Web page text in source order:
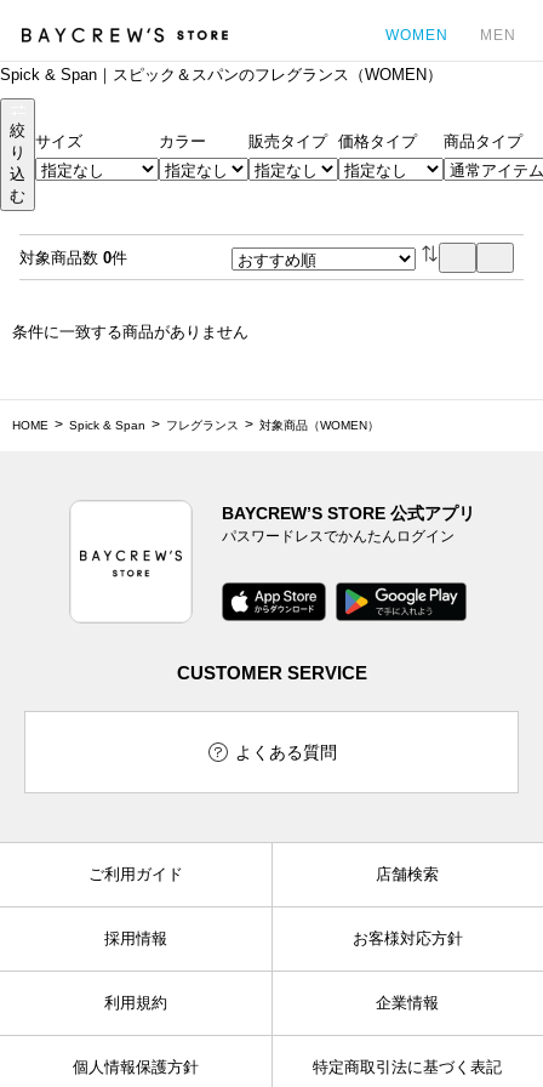
WOMEN MEN
Spick & Span｜スピック＆スパンのフレグランス（WOMEN）
絞
り
込
む
サイズ カラー 販売タイプ 価格タイプ 商品タイプ
対象商品数 0件
条件に一致する商品がありません
HOME Spick & Span フレグランス 対象商品（WOMEN）
BAYCREW’S STORE 公式アプリ
パスワードレスでかんたんログイン
CUSTOMER SERVICE
よくある質問
ご利用ガイド 店舗検索
採用情報 お客様対応方針
利用規約 企業情報
個人情報保護方針 特定商取引法に基づく表記